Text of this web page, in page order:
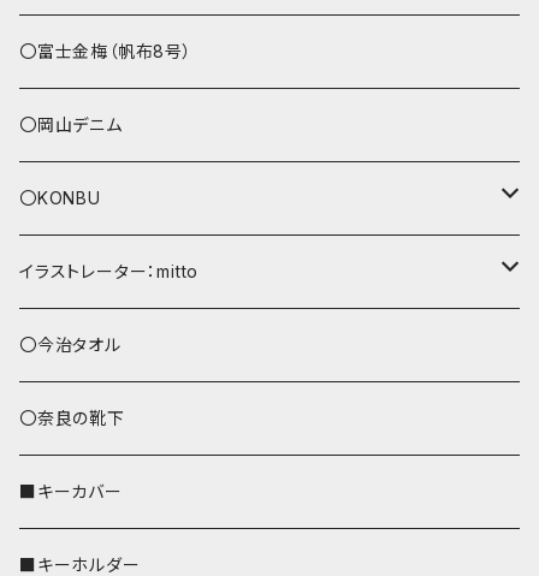
その他
〇富士金梅（帆布8号）
〇岡山デニム
〇KONBU
ショルダーバッグ
あずまバッグ
トートバッグ（L）
バッグインバッグ
イラストレーター：mitto
シマエナガ
ハシビロコウ
オカメインコ
歌うオカメちゃん
セキセイインコ
〇今治タオル
〇奈良の靴下
■キーカバー
■キーホルダー